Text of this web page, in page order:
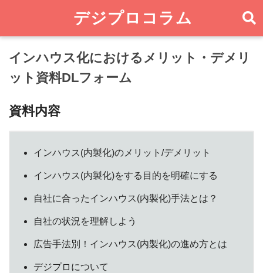
デジプロコラム
インハウス化におけるメリット・デメリ
ット資料DLフォーム
資料内容
インハウス(内製化)のメリット/デメリット
インハウス(内製化)をする目的を明確にする
自社に合ったインハウス(内製化)手法とは？
自社の状況を理解しよう
広告手法別！インハウス(内製化)の進め方とは
デジプロについて